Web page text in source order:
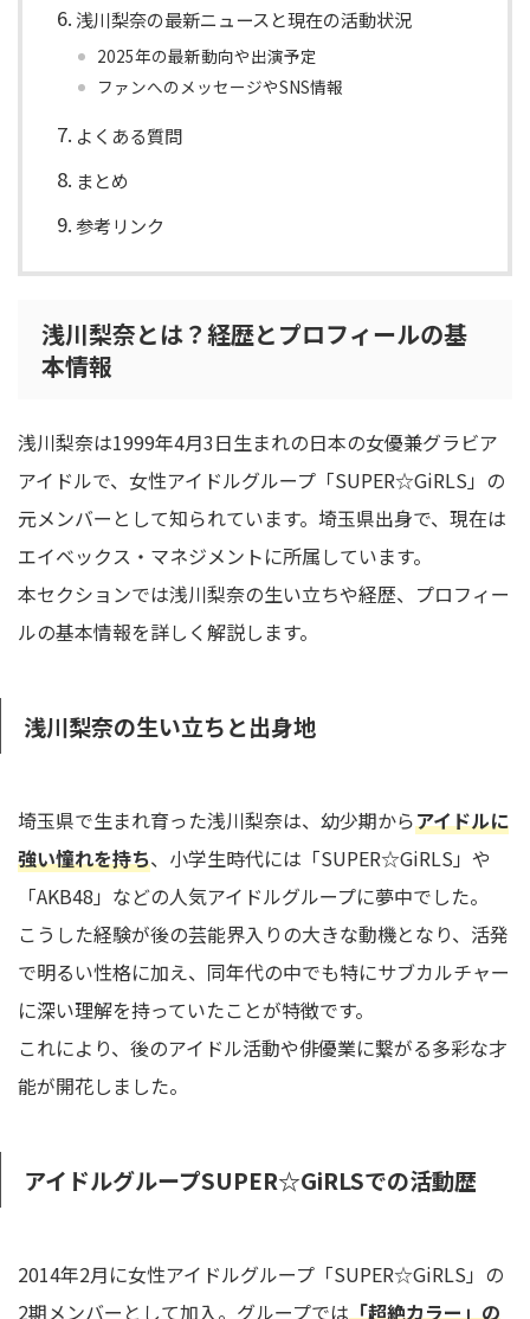
浅川梨奈の最新ニュースと現在の活動状況
2025年の最新動向や出演予定
ファンへのメッセージやSNS情報
よくある質問
まとめ
参考リンク
浅川梨奈とは？経歴とプロフィールの基
本情報
浅川梨奈は1999年4月3日生まれの日本の女優兼グラビア
アイドルで、女性アイドルグループ「SUPER☆GiRLS」の
元メンバーとして知られています。埼玉県出身で、現在は
エイベックス・マネジメントに所属しています。
本セクションでは浅川梨奈の生い立ちや経歴、プロフィー
ルの基本情報を詳しく解説します。
浅川梨奈の生い立ちと出身地
埼玉県で生まれ育った浅川梨奈は、幼少期からアイドルに
強い憧れを持ち、小学生時代には「SUPER☆GiRLS」や
「AKB48」などの人気アイドルグループに夢中でした。
こうした経験が後の芸能界入りの大きな動機となり、活発
で明るい性格に加え、同年代の中でも特にサブカルチャー
に深い理解を持っていたことが特徴です。
これにより、後のアイドル活動や俳優業に繋がる多彩な才
能が開花しました。
アイドルグループSUPER☆GiRLSでの活動歴
2014年2月に女性アイドルグループ「SUPER☆GiRLS」の
2期メンバーとして加入。グループでは「超絶カラー」の